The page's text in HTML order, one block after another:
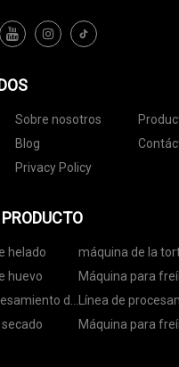
Sobre nosotros
Blog
Privacy Policy
helado
máquina de la
huevo
Máquina para
deLínea de
nueces
Máquina para